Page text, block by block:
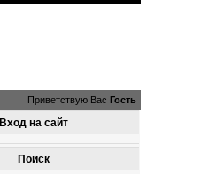
Приветствую Вас Гость
Вход на сайт
Поиск